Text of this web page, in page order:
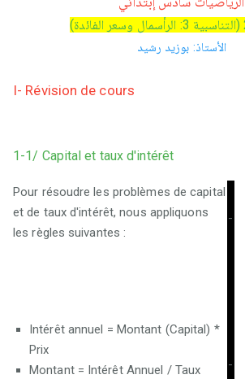
الأستاذ: بوزيد رشيد
I- Révision de cours
1-1/ Capital et taux d'intérêt
Pour résoudre les problèmes de capital
et de taux d'intérêt, nous appliquons
les règles suivantes :
-
Intérêt annuel = Montant (Capital) *
Prix
Montant = Intérêt Annuel / Taux
-